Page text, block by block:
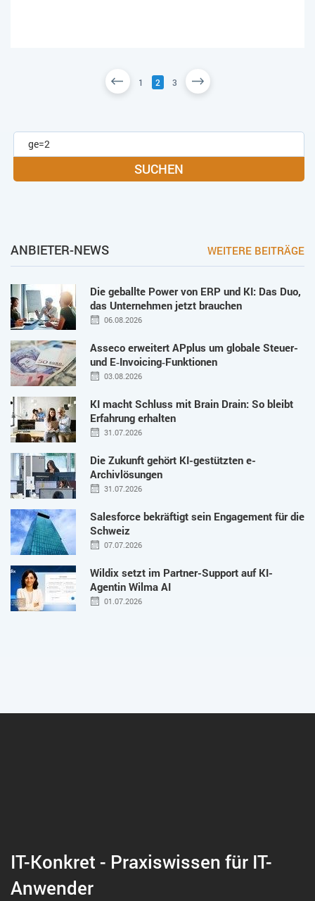
1 2 3
SUCHEN
ANBIETER-NEWS WEITERE BEITRÄGE
Die geballte Power von ERP und KI: Das Duo,
das Unternehmen jetzt brauchen
06.08.2026
Asseco erweitert APplus um globale Steuer-
und E‑Invoicing‑Funktionen
03.08.2026
KI macht Schluss mit Brain Drain: So bleibt
Erfahrung erhalten
31.07.2026
Die Zukunft gehört KI-gestützten e-
Archivlösungen
31.07.2026
Salesforce bekräftigt sein Engagement für die
Schweiz
07.07.2026
Wildix setzt im Partner-Support auf KI-
Agentin Wilma AI
01.07.2026
IT-Konkret - Praxiswissen für IT-
Anwender